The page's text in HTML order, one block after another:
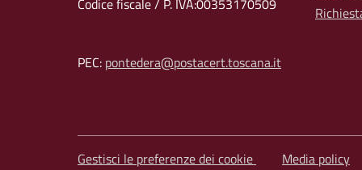
Codice fiscale / P. IVA:00353170509
PEC: pontedera@postacert.toscana.it
Gestisci le preferenze dei cookie Media policy